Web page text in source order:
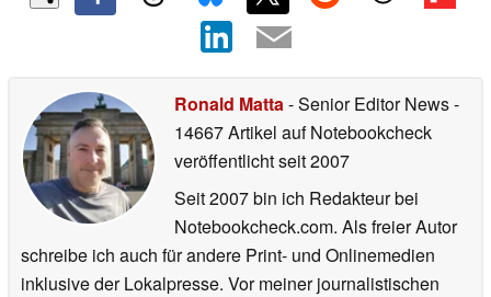
Ronald Matta- Senior Editor News-
14667 Artikel auf Notebookcheck
veröffentlichtseit 2007
Seit 2007 bin ich Redakteur bei
Notebookcheck.com. Als freier Autor
schreibe ich auch für andere Print- und Onlinemedien
inklusive der Lokalpresse. Vor meiner journalistischen